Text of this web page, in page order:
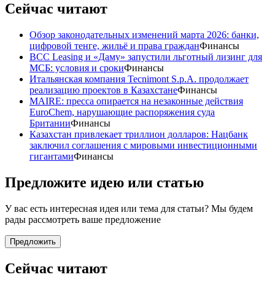
Сейчас читают
Обзор законодательных изменений марта 2026: банки,
цифровой тенге, жильё и права гражданФинансы
BCC Leasing и «Даму» запустили льготный лизинг для
МСБ: условия и срокиФинансы
Итальянская компания Tecnimont S.p.A. продолжает
реализацию проектов в КазахстанеФинансы
MAIRE: пресса опирается на незаконные действия
EuroChem, нарушающие распоряжения суда
БританииФинансы
Казахстан привлекает триллион долларов: Нацбанк
заключил соглашения с мировыми инвестиционными
гигантамиФинансы
Предложите идею или статью
У вас есть интересная идея или тема для статьи? Мы будем
рады рассмотреть ваше предложение
Предложить
Сейчас читают